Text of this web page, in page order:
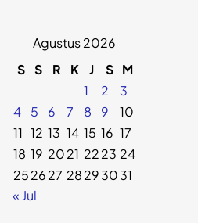
Agustus 2026
S S R K J S M
1
2
3
4
5 6 7 8 9
10
11 12 13 14 15 16 17
18 19 2021 2223 24
252627 28293031
« Jul